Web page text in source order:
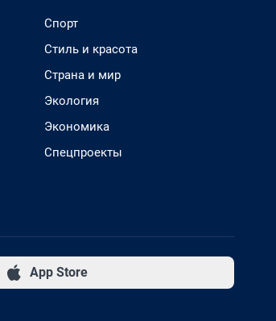
Спорт
Стиль и красота
Страна и мир
Экология
Экономика
Спецпроекты
App Store